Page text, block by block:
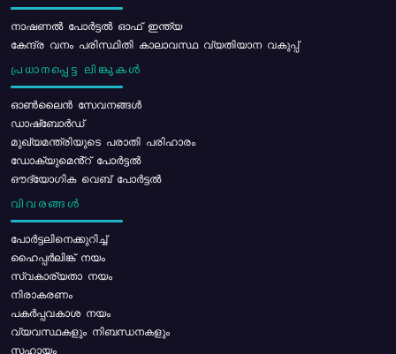
നാഷണൽ പോർട്ടൽ ഓഫ് ഇന്ത്യ
കേന്ദ്ര വനം പരിസ്ഥിതി കാലാവസ്ഥ വ്യതിയാന വകുപ്പ്
പ്രധാനപ്പെട്ട ലിങ്കുകൾ
ഓൺലൈൻ സേവനങ്ങൾ
ഡാഷ്ബോർഡ്
മുഖ്യമന്ത്രിയുടെ പരാതി പരിഹാരം
ഡോക്യുമെൻ്റ് പോർട്ടൽ
ഔദ്യോഗിക വെബ് പോർട്ടൽ
വിവരങ്ങൾ
പോര്‍ട്ടലിനെക്കുറിച്ച്
ഹൈപ്പർലിങ്ക് നയം
സ്വകാര്യതാ നയം
നിരാകരണം
പകർപ്പവകാശ നയം
വ്യവസ്ഥകളും നിബന്ധനകളും
സഹായം